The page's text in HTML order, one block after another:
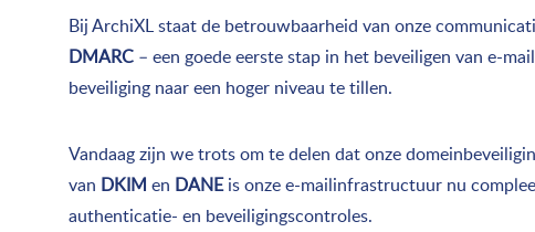
Bij ArchiXL staat de betrouwbaarheid van onze
DMARC – een goede eerste stap in het beveiligen van e-
beveiliging naar een hoger niveau te tillen.
Vandaag zijn we trots om te delen dat onze
van DKIM en DANEis onze e-mailinfrastructuur nu
authenticatie- en beveiligingscontroles.